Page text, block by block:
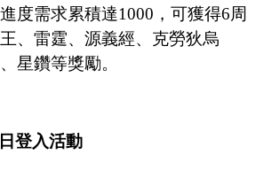
度需求累積達1000，可獲得6周
王、雷霆、源義經、克勞狄烏
、星鑽等獎勵。
日登入活動